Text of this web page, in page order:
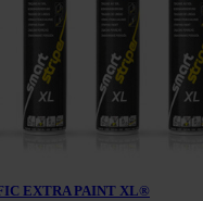
EXTRA PAINT XL®